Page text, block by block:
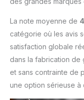
La note moyenne de
catégorie où les avis
satisfaction globale
dans la fabrication de
et sans contrainte de
une option sérieuse à